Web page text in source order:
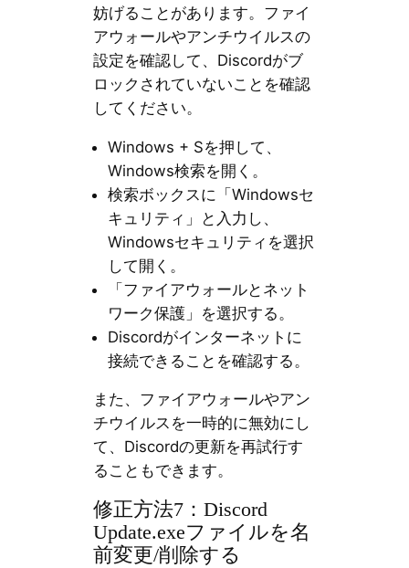
妨げることがあります。ファイ
アウォールやアンチウイルスの
設定を確認して、Discordがブ
ロックされていないことを確認
してください。
Windows + Sを押して、
Windows検索を開く。
検索ボックスに「Windowsセ
キュリティ」と入力し、
Windowsセキュリティを選択
して開く。
「ファイアウォールとネット
ワーク保護」を選択する。
Discordがインターネットに
接続できることを確認する。
また、ファイアウォールやアン
チウイルスを一時的に無効にし
て、Discordの更新を再試行す
ることもできます。
修正方法7：Discord
Update.exeファイルを名
前変更/削除する